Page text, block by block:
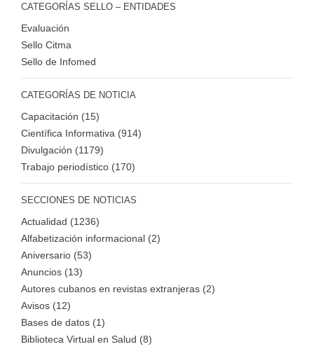
CATEGORÍAS SELLO – ENTIDADES
Evaluación
Sello Citma
Sello de Infomed
CATEGORÍAS DE NOTICIA
Capacitación (15)
Científica Informativa (914)
Divulgación (1179)
Trabajo periodístico (170)
SECCIONES DE NOTICIAS
Actualidad (1236)
Alfabetización informacional (2)
Aniversario (53)
Anuncios (13)
Autores cubanos en revistas extranjeras (2)
Avisos (12)
Bases de datos (1)
Biblioteca Virtual en Salud (8)